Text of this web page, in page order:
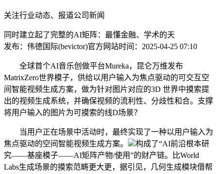
关注行业动态、报道公司新闻
同时建立起了完整的AI矩阵：最懂金融、学术的天
发布：伟德国际(bevictor)官方网站时间：2025-04-25 07:10
全球首个AI音乐创做平台Mureka，昆仑万维发布
MatrixZero世界模子，供给以用户输入为焦点驱动的可交互空
间智能视频生成方案，做为针对图片对应的3D 世界中摸索提
出的视频生成系统，并确保视频的流利性、分歧性和合。支撑
将用户输入的图片为可摸索的线D场景？
当用户正在场景中活动时，最终实现了一种以用户输入为
焦点驱动的空间智能视频生成方案。
构成了“AI前沿根本研
究——基座模子——AI矩阵产物/使用”的财产链。比World
Labs生成场景的摸索范畴更大更，据引见，几何生成模块借帮